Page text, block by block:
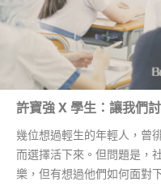
許寶強 X 學生：讓我們討
幾位想過輕生的年輕人，曾
而選擇活下來。但問題是，
樂，但有想過他們如何面對